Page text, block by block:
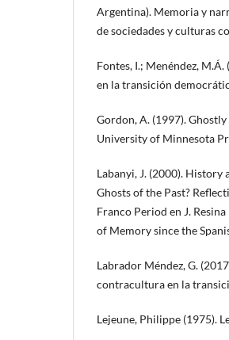
Argentina). Memoria y
de sociedades y culturas
Fontes, I.; Menéndez,
en la transición
Gordon, A. (1997).
University of Minnesota
Labanyi, J. (2000).
Ghosts of the Past?
Franco Period en J.
of Memory since the
Labrador Méndez, G.
contracultura en la
Lejeune, Philippe (1975).